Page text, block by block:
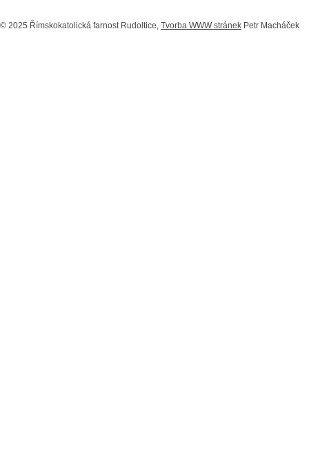
© 2025 Římskokatolická farnost Rudoltice, Tvorba WWW stránek Petr Macháček